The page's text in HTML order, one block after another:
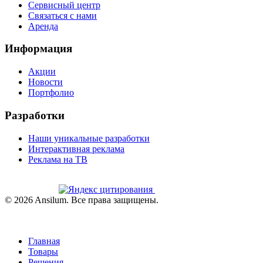
Сервисный центр
Связаться с нами
Аренда
Информация
Акции
Новости
Портфолио
Разработки
Наши уникальные разработки
Интерактивная реклама
Реклама на ТВ
© 2026 Ansilum. Все права защищены.
Главная
Товары